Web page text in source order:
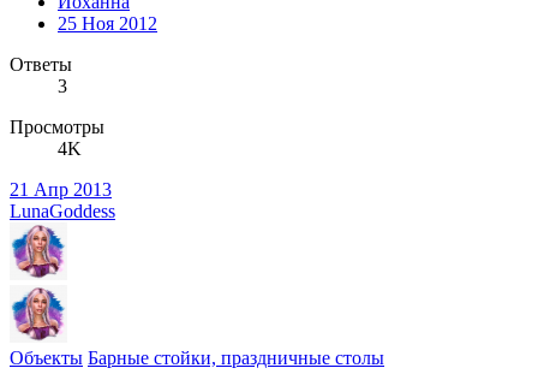
25 Ноя 2012
Ответы
3
Просмотры
4K
21 Апр 2013
LunaGoddess
Объекты Барные стойки, праздничные столы